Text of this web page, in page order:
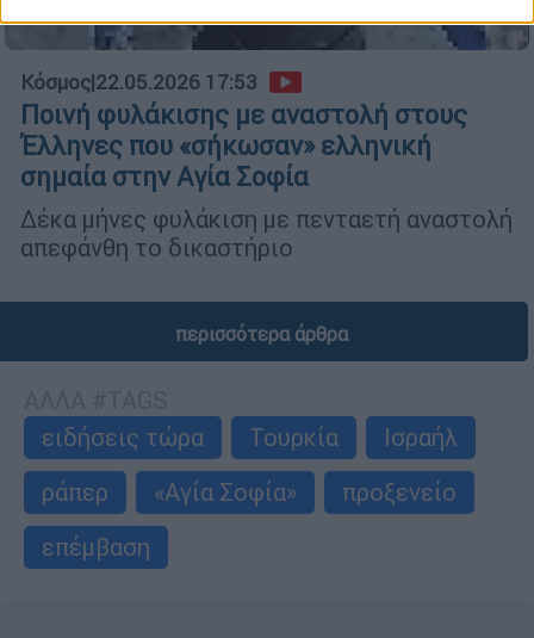
Κόσμος|22.05.2026 17:53
Ποινή φυλάκισης με αναστολή στους
Έλληνες που «σήκωσαν» ελληνική
σημαία στην Αγία Σοφία
Δέκα μήνες φυλάκιση με πενταετή αναστολή
απεφάνθη το δικαστήριο
περισσότερα άρθρα
ειδήσεις τώρα
Τουρκία
Ισραήλ
ράπερ
«Αγία Σοφία»
προξενείο
επέμβαση